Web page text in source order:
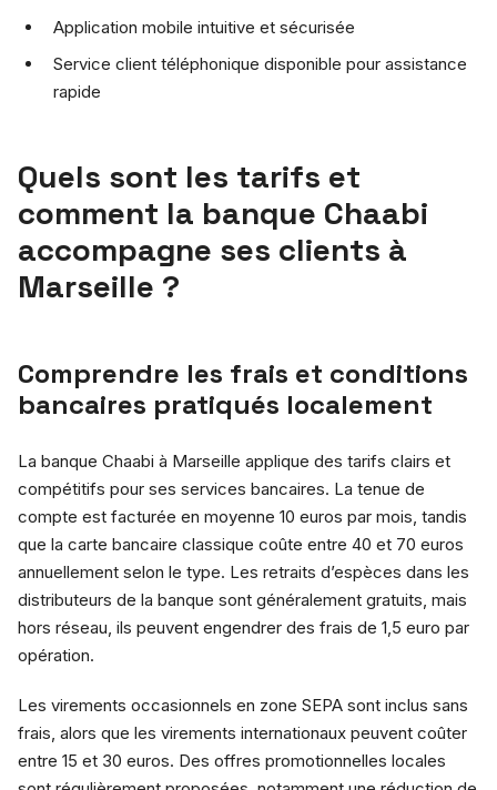
Application mobile intuitive et sécurisée
Service client téléphonique disponible pour assistance
rapide
Quels sont les tarifs et
comment la banque Chaabi
accompagne ses clients à
Marseille ?
Comprendre les frais et conditions
bancaires pratiqués localement
La banque Chaabi à Marseille applique des tarifs clairs et
compétitifs pour ses services bancaires. La tenue de
compte est facturée en moyenne 10 euros par mois, tandis
que la carte bancaire classique coûte entre 40 et 70 euros
annuellement selon le type. Les retraits d’espèces dans les
distributeurs de la banque sont généralement gratuits, mais
hors réseau, ils peuvent engendrer des frais de 1,5 euro par
opération.
Les virements occasionnels en zone SEPA sont inclus sans
frais, alors que les virements internationaux peuvent coûter
entre 15 et 30 euros. Des offres promotionnelles locales